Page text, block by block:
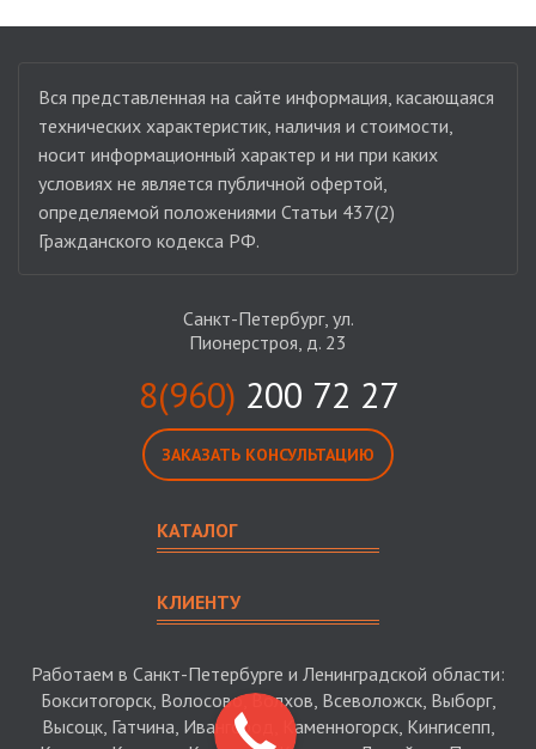
Вся представленная на сайте информация, касающаяся
технических характеристик, наличия и стоимости,
носит информационный характер и ни при каких
условиях не является публичной офертой,
определяемой положениями Статьи 437(2)
Гражданского кодекса РФ.
Санкт-Петербург, ул.
Пионерстроя, д. 23
8(960) 200 72 27
ЗАКАЗАТЬ КОНСУЛЬТАЦИЮ
КАТАЛОГ
КЛИЕНТУ
Работаем в Санкт-Петербурге и Ленинградской области:
Бокситогорск, Волосово, Волхов, Всеволожск, Выборг,
Высоцк, Гатчина, Ивангород, Каменногорск, Кингисепп,